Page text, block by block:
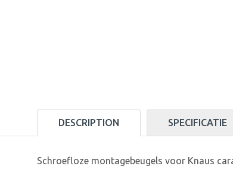
DESCRIPTION SPECIFICATIE
Schroefloze montagebeugels voor Knaus